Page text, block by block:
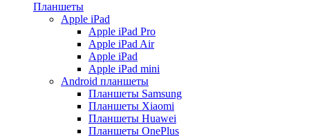
Планшеты
Apple iPad
Apple iPad Pro
Apple iPad Air
Apple iPad
Apple iPad mini
Android планшеты
Планшеты Samsung
Планшеты Xiaomi
Планшеты Huawei
Планшеты OnePlus